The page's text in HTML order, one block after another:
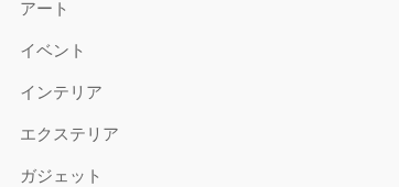
アート
イベント
インテリア
エクステリア
ガジェット